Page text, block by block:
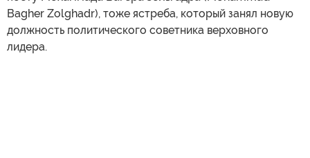
Bagher Zolghadr), тоже ястреба, который занял новую
должность политического советника верховного
лидера.